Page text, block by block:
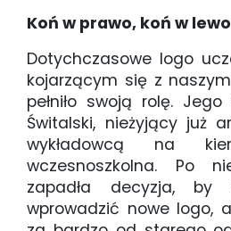
Koń w prawo, koń w lewo
Dotychczasowe logo
kojarzącym się z
pełniło swoją rolę.
Świtalski, nieżyjący już
wykładowcą na
wczesnoszkolna. Po
zapadła decyzja,
wprowadzić nowe logo,